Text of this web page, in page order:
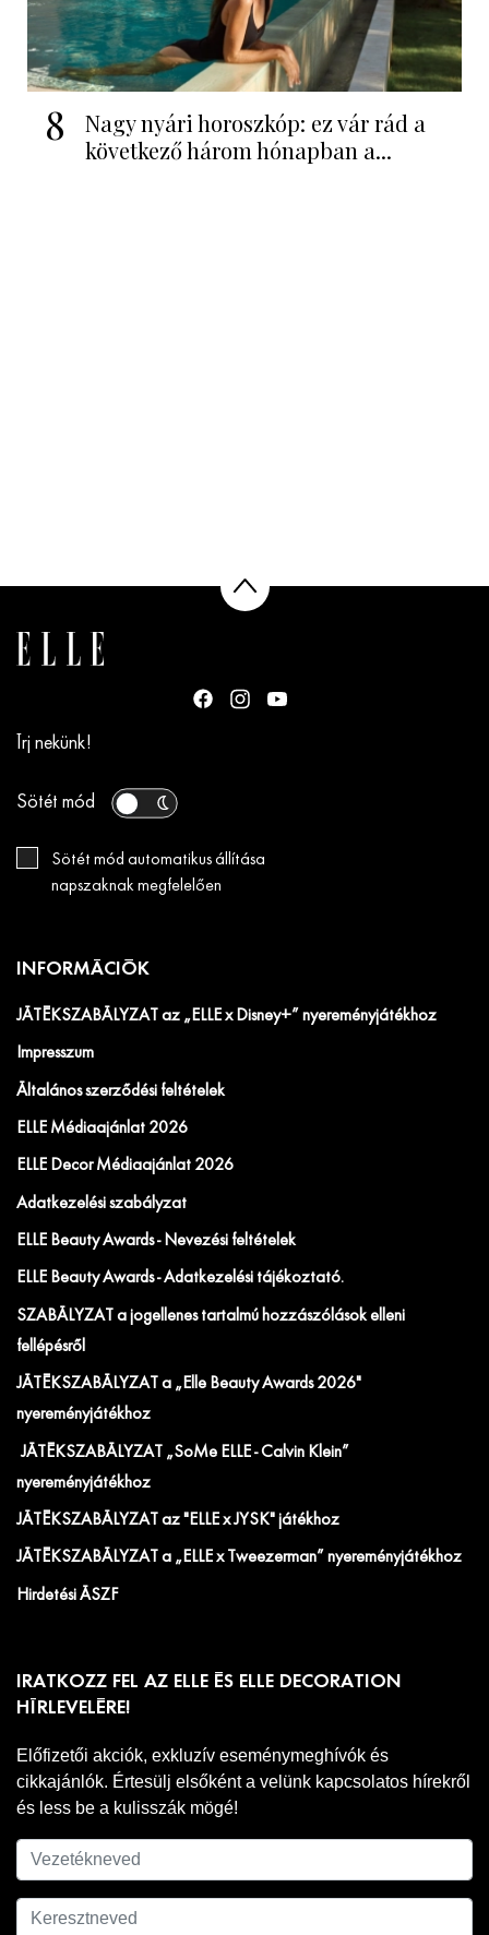
8
Nagy nyári horoszkóp: ez vár rád a
következő három hónapban a...
Írj nekünk!
Sötét mód
Sötét mód automatikus állítása
napszaknak megfelelően
INFORMÁCIÓK
JÁTÉKSZABÁLYZAT az „ELLE x Disney+” nyereményjátékhoz
Impresszum
Általános szerződési feltételek
ELLE Médiaajánlat 2026
ELLE Decor Médiaajánlat 2026
Adatkezelési szabályzat
ELLE Beauty Awards - Nevezési feltételek
ELLE Beauty Awards - Adatkezelési tájékoztató.
SZABÁLYZAT a jogellenes tartalmú hozzászólások elleni
fellépésről
JÁTÉKSZABÁLYZAT a „Elle Beauty Awards 2026"
nyereményjátékhoz
JÁTÉKSZABÁLYZAT „SoMe ELLE - Calvin Klein”
nyereményjátékhoz
JÁTÉKSZABÁLYZAT az "ELLE x JYSK" játékhoz
JÁTÉKSZABÁLYZAT a „ELLE x Tweezerman” nyereményjátékhoz
Hirdetési ÁSZF
IRATKOZZ FEL AZ ELLE ÉS ELLE DECORATION
HÍRLEVELÉRE!
Előfizetői akciók, exkluzív eseménymeghívók és
cikkajánlók. Értesülj elsőként a velünk kapcsolatos hírekről
és less be a kulisszák mögé!